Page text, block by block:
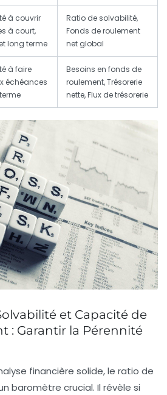
à couvrir
à court,
long terme
Ratio de solvabilité,
Fonds de roulement
net global
à faire
échéances
Besoins en fonds de
roulement, Trésorerie
nette, Flux de trésorerie
et Capacité de
: Garantir la Pérennité
financière solide, le ratio de
baromètre crucial. Il révèle si